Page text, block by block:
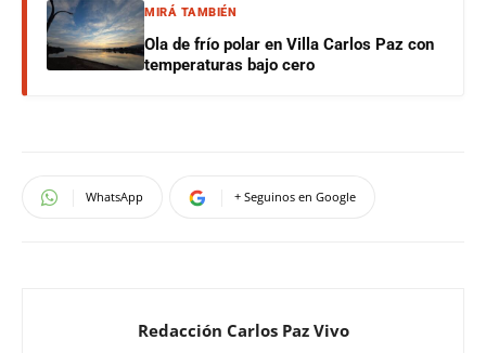
MIRÁ TAMBIÉN
Ola de frío polar en Villa Carlos Paz con
temperaturas bajo cero
WhatsApp + Seguinos en Google
Redacción Carlos Paz Vivo